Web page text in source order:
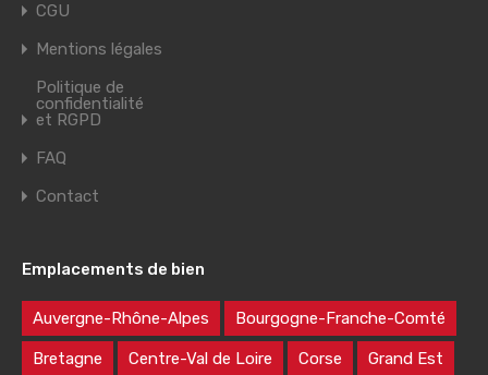
CGU
Mentions légales
Politique de
confidentialité
et RGPD
FAQ
Contact
Emplacements de bien
Auvergne-Rhône-Alpes Bourgogne-Franche-Comté
Bretagne Centre-Val de Loire Corse Grand Est